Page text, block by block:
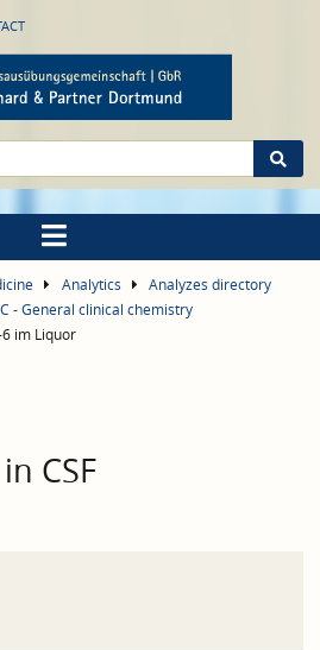
Analytics
Analyzes directory
- General clinical chemistry
im Liquor
CSF